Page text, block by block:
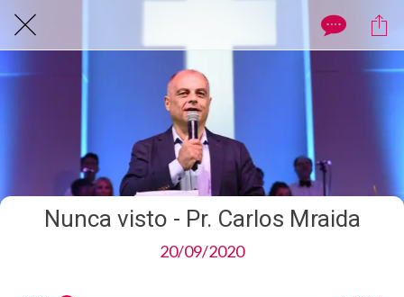
Nunca visto - Pr. Carlos Mraida
20/09/2020